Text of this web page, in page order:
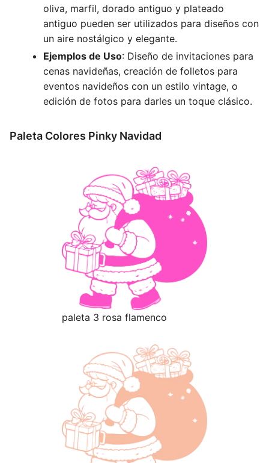
oliva, marfil, dorado antiguo y plateado
antiguo pueden ser utilizados para diseños con
un aire nostálgico y elegante.
Ejemplos de Uso: Diseño de invitaciones para
cenas navideñas, creación de folletos para
eventos navideños con un estilo vintage, o
edición de fotos para darles un toque clásico.
Paleta Colores Pinky Navidad
paleta 3 rosa flamenco